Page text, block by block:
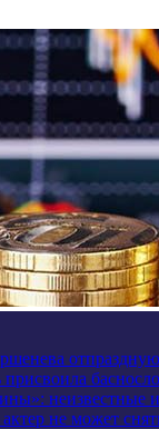
неизвестные
не может